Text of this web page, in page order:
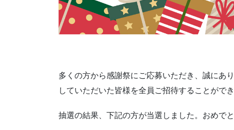
多くの方から感謝祭にご応募いただき、誠にあ
していただいた皆様を全員ご招待することがで
抽選の結果、下記の方が当選しました。おめでと